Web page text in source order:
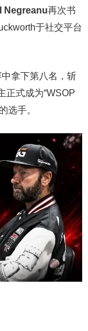
Negreanu再次书
于社交平台
拿下第八名，斩
正式成为“WSOP
选手。